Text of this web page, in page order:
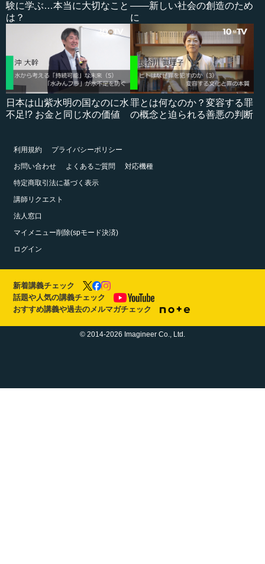
験に学ぶ…本当に大切なこと
は？
――新しい社会の創造のため
に
日本は山紫水明の国なのに水
不足!? お金と同じ水の価値
罪とは何なのか？変容する罪
の概念と迫られる善悪の判断
利用規約
プライバシーポリシー
お問い合わせ
よくあるご質問
対応機種
特定商取引法に基づく表示
講師リクエスト
法人窓口
マイメニュー削除(spモード決済)
ログイン
新着講義チェック
話題や人気の講義チェック
おすすめ講義や過去のメルマガチェック
© 2014-2026 Imagineer Co., Ltd.